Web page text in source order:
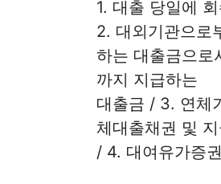
1. 대출 당일에
2. 대외기관으로
하는 대출금으로
까지 지급하는
대출금 / 3. 연체
체대출채권 및
/ 4. 대여유가증권